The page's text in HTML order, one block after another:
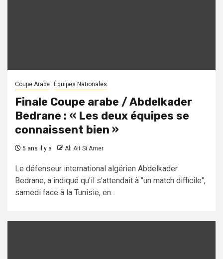
Coupe Arabe Équipes Nationales
Finale Coupe arabe / Abdelkader
Bedrane : « Les deux équipes se
connaissent bien »
5 ans il y a Ali Ait Si Amer
Le défenseur international algérien Abdelkader
Bedrane, a indiqué qu'il s'attendait à "un match difficile",
samedi face à la Tunisie, en...